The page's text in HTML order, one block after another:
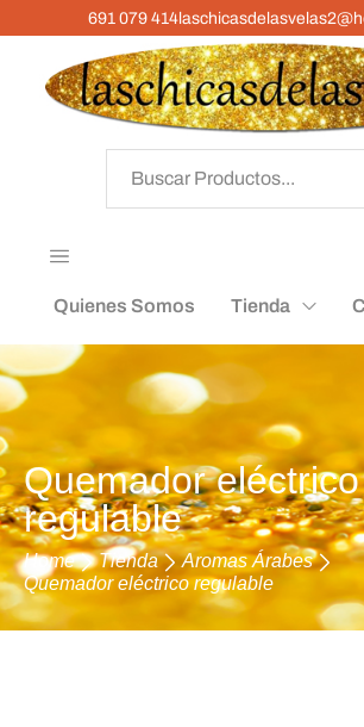
691 079 414
Quienes Somos Tienda
Quemador eléctrico
regulable
Home Tienda
Aromas Árabes
Quemador eléctrico regulable